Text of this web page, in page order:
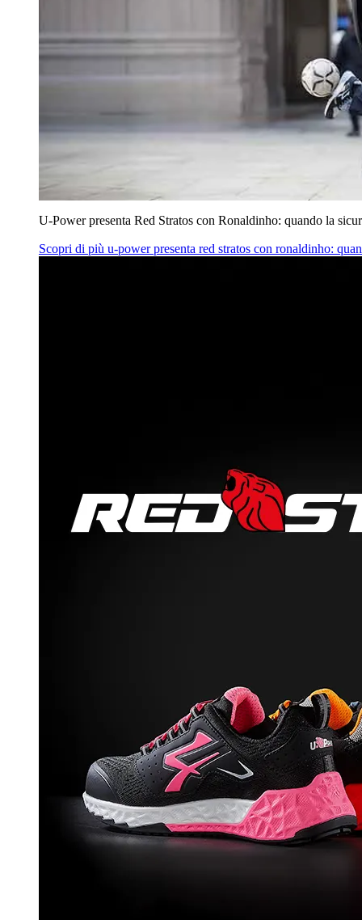
U‑Power presenta Red Stratos con Ronaldinho: quando la
Scopri di più u‑power presenta red stratos con ronaldinho: